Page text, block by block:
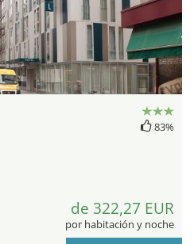
83%
de 322,27 EUR
por habitación y noche